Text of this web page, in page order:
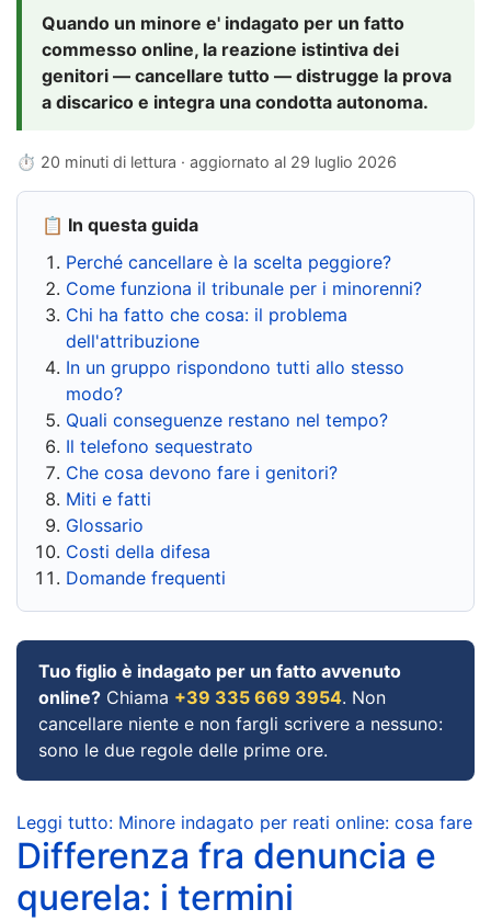
Quando un minore e' indagato per un fatto
commesso online, la reazione istintiva dei
genitori — cancellare tutto — distrugge la prova
a discarico e integra una condotta autonoma.
⏱ 20 minuti di lettura · aggiornato al 29 luglio 2026
📋 In questa guida
Perché cancellare è la scelta peggiore?
Come funziona il tribunale per i minorenni?
Chi ha fatto che cosa: il problema
dell'attribuzione
In un gruppo rispondono tutti allo stesso
modo?
Quali conseguenze restano nel tempo?
Il telefono sequestrato
Che cosa devono fare i genitori?
Miti e fatti
Glossario
Costi della difesa
Domande frequenti
Tuo figlio è indagato per un fatto avvenuto
online? Chiama +39 335 669 3954. Non
cancellare niente e non fargli scrivere a nessuno:
sono le due regole delle prime ore.
Leggi tutto: Minore indagato per reati online: cosa fare
Differenza fra denuncia e
querela: i termini